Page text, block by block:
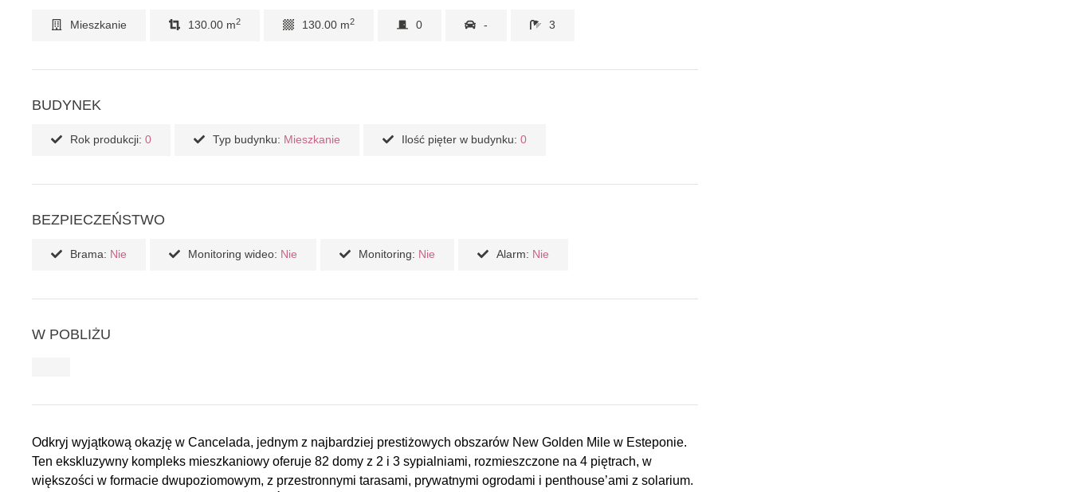
Mieszkanie 130.00 m2 130.00 m2 0 - 3
BUDYNEK
Rok produkcji: 0 Typ budynku: Mieszkanie Ilość pięter w budynku: 0
BEZPIECZEŃSTWO
Brama: Nie Monitoring wideo: Nie Monitoring: Nie Alarm: Nie
W POBLIŻU
Odkryj wyjątkową okazję w Cancelada, jednym z najbardziej prestiżowych obszarów New Golden Mile w Esteponie.
Ten ekskluzywny kompleks mieszkaniowy oferuje 82 domy z 2 i 3 sypialniami, rozmieszczone na 4 piętrach, w
większości w formacie dwupoziomowym, z przestronnymi tarasami, prywatnymi ogrodami i penthouse’ami z solarium.